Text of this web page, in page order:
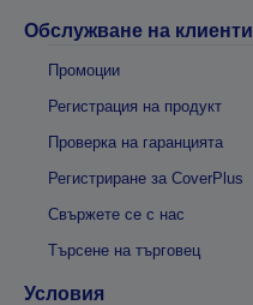
Обслужване на клиенти
Промоции
Регистрация на продукт
Проверка на гаранцията
Регистриране за CoverPlus
Свържете се с нас
Търсене на търговец
Условия